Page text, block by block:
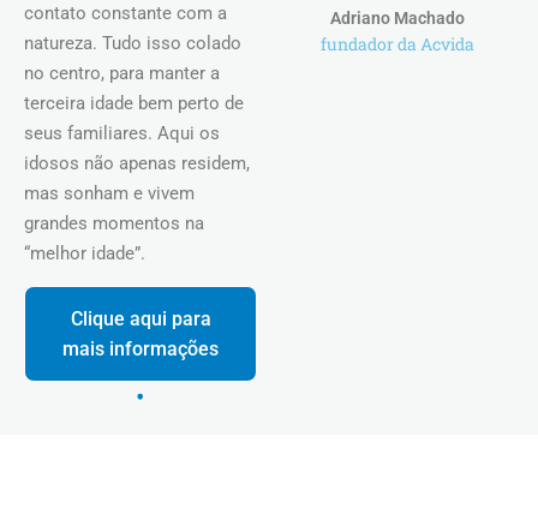
contato constante com a
natureza. Tudo isso colado
no centro, para manter a
terceira idade bem perto de
seus familiares. Aqui os
idosos não apenas residem,
mas sonham e vivem
grandes momentos na
“melhor idade”.
Clique aqui para
mais informações
Adriano Machado
fundador da Acvida